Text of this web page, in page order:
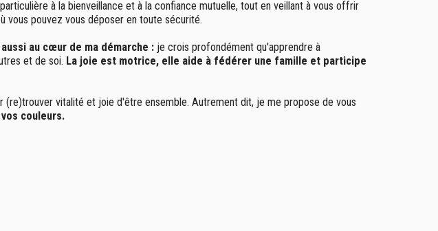
à la bienveillance et à la confiance mutuelle, tout en veillant à vous offrir
vous pouvez vous déposer en toute sécurité.
au cœur de ma démarche : je crois profondément qu'apprendre à
et de soi. La joie est motrice, elle aide à fédérer une famille et participe
(re)trouver vitalité et joie d'être ensemble. Autrement dit, je me propose de vous
couleurs.